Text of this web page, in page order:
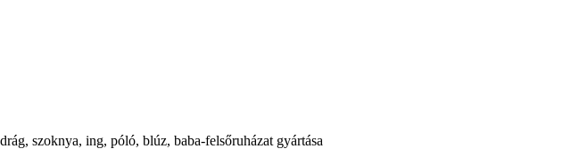
szoknya, ing, póló, blúz, baba-felsőruházat gyártása